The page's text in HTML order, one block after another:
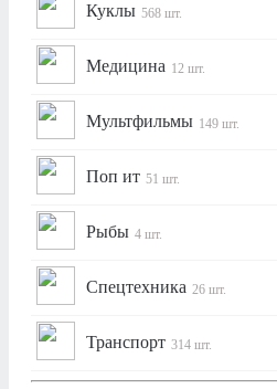
Куклы 568 шт.
Медицина 12 шт.
Мультфильмы 149 шт.
Поп ит 51 шт.
Рыбы 4 шт.
Спецтехника 26 шт.
Транспорт 314 шт.